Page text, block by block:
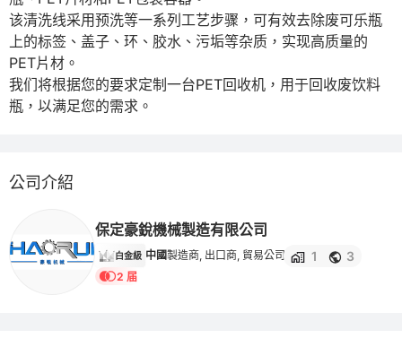
该清洗线采用预洗等一系列工艺步骤，可有效去除废可乐瓶
上的标签、盖子、环、胶水、污垢等杂质，实现高质量的
PET片材。
我们将根据您的要求定制一台PET回收机，用于回收废饮料
瓶，以满足您的需求。
公司介紹
保定豪銳機械製造有限公司
白金級 中國製造商, 出口商, 貿易公司 1 3
2 届